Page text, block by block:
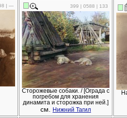
| — 399 | 0588 | 133
Сторожевые собаки. / [Ограда с
погребом для хранения
динамита и сторожка при ней.]
см. Нижний Тагил